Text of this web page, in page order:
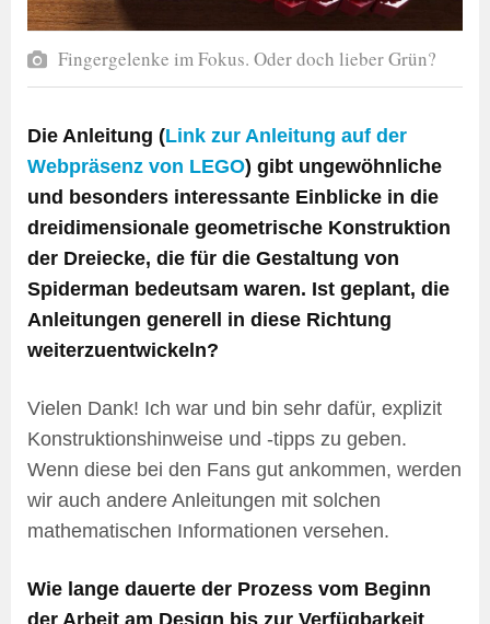
Fingergelenke im Fokus. Oder doch lieber Grün?
Die Anleitung (Link zur Anleitung auf der
Webpräsenz von LEGO) gibt ungewöhnliche
und besonders interessante Einblicke in die
dreidimensionale geometrische Konstruktion
der Dreiecke, die für die Gestaltung von
Spiderman bedeutsam waren. Ist geplant, die
Anleitungen generell in diese Richtung
weiterzuentwickeln?
Vielen Dank! Ich war und bin sehr dafür, explizit
Konstruktionshinweise und -tipps zu geben.
Wenn diese bei den Fans gut ankommen, werden
wir auch andere Anleitungen mit solchen
mathematischen Informationen versehen.
Wie lange dauerte der Prozess vom Beginn
der Arbeit am Design bis zur Verfügbarkeit